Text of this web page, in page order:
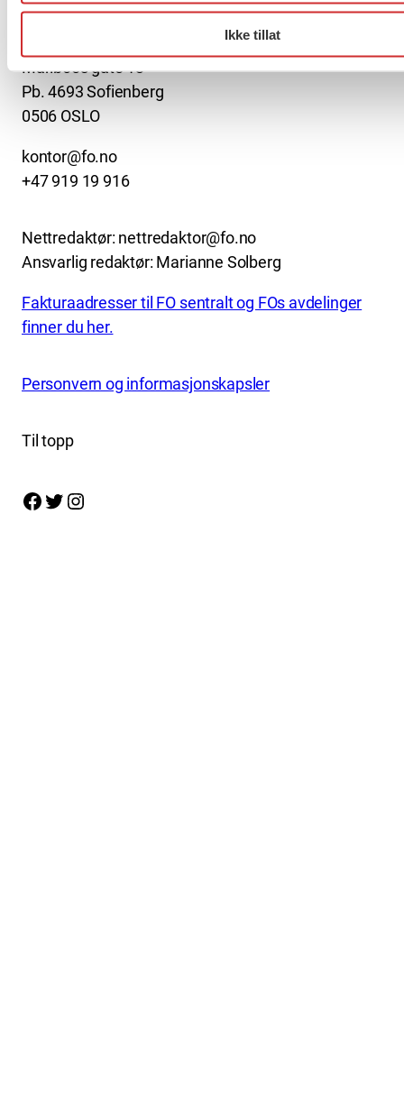
Ikke tillat
Mariboes gate 13
Pb. 4693 Sofienberg
0506 OSLO
kontor@fo.no
+47 919 19 916
Nettredaktør: nettredaktor@fo.no
Ansvarlig redaktør: Marianne Solberg
Fakturaadresser til FO sentralt og FOs avdelinger
finner du her.
Personvern og informasjonskapsler
Til topp
Facebook Twitter Instagram